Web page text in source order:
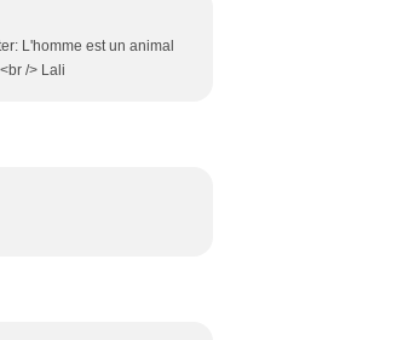
L'homme est un animal
/> Lali